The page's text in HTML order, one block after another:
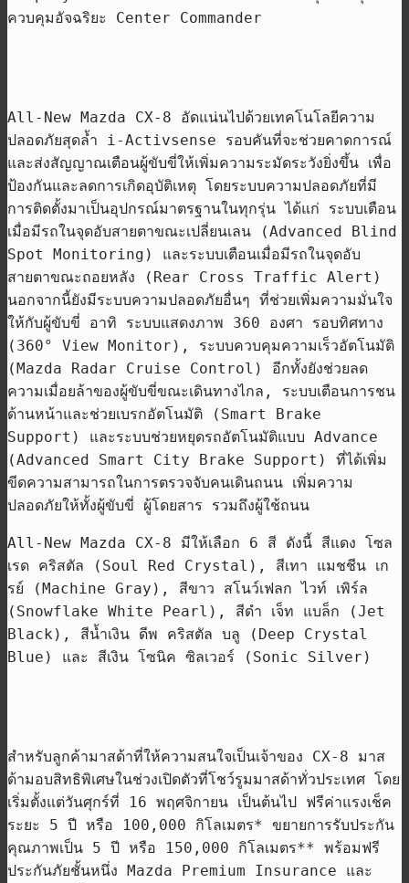
ควบคุมอัจฉริยะ Center Commander
All-New Mazda CX-8 อัดแน่นไปด้วยเทคโนโลยีความ
ปลอดภัยสุดล้ำ i-Activsense รอบคันที่จะช่วยคาดการณ์
และส่งสัญญาณเตือนผู้ขับขี่ให้เพิ่มความระมัดระวังยิ่งขึ้น เพื่อ
ป้องกันและลดการเกิดอุบัติเหตุ โดยระบบความปลอดภัยที่มี
การติดตั้งมาเป็นอุปกรณ์มาตรฐานในทุกรุ่น ได้แก่ ระบบเตือน
เมื่อมีรถในจุดอับสายตาขณะเปลี่ยนเลน
(Advanced Blind
Spot Monitoring) และระบบเตือนเมื่อมีรถในจุดอับ
สายตาขณะถอยหลัง
(Rear Cross Traffic Alert)
นอกจากนี้ยังมีระบบความปลอดภัยอื่นๆ ที่ช่วยเพิ่มความมั่นใจ
ให้กับผู้ขับขี่ อาทิ ระบบแสดงภาพ 360 องศา รอบทิศทาง
(360° View Monitor), ระบบควบคุมความเร็วอัตโนมัติ
(Mazda Radar Cruise Control) อีกทั้งยังช่วยลด
ความเมื่อยล้าของผู้ขับขี่ขณะเดินทางไกล , ระบบเตือนการชน
ด้านหน้าและช่วยเบรกอัตโนมัติ
(Smart Brake
Support) และระบบช่วยหยุดรถอัตโนมัติแบบ Advance
(Advanced Smart City Brake Support) ที่ได้เพิ่ม
ขีดความสามารถในการตรวจจับคนเดินถนน เพิ่มความ
ปลอดภัยให้ทั้งผู้ขับขี่ ผู้โดยสาร รวมถึงผู้ใช้ถนน
All-New Mazda CX-8 มีให้เลือก 6 สี ดังนี้ สีแดง โซล
เรด คริสตัล
(Soul Red Crystal), สีเทา แมชชีน เก
รย์
(Machine Gray), สีขาว สโนว์เฟลก ไวท์ เพิร์ล
(Snowflake White Pearl), สีดำ เจ็ท แบล็ก
(Jet
Black), สีน้ำเงิน ดีพ คริสตัล บลู
(Deep Crystal
Blue) และ สีเงิน โซนิค ซิลเวอร์ (Sonic Silver)
สำหรับลูกค้ามาสด้าที่ให้ความสนใจเป็นเจ้าของ CX-8 มาส
ด้ามอบสิทธิพิเศษในช่วงเปิดตัวที่โชว์รูมมาสด้าทั่วประเทศ โดย
เริ่มตั้งแต่วันศุกร์ที่
16 พฤศจิกายน เป็นต้นไป ฟรีค่าแรงเช็ค
ระยะ 5 ปี หรือ 100,000 กิโลเมตร* ขยายการรับประกัน
คุณภาพเป็น 5 ปี หรือ 150,000 กิโลเมตร** พร้อมฟรี
ประกันภัยชั้นหนึ่ง Mazda Premium Insurance และ